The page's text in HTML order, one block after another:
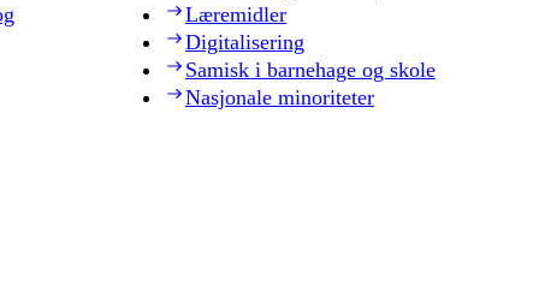
Læremidler
Digitalisering
Samisk i barnehage og skole
Nasjonale minoriteter